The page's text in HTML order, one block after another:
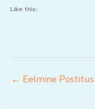
Like this:
← Eelmine Postitus